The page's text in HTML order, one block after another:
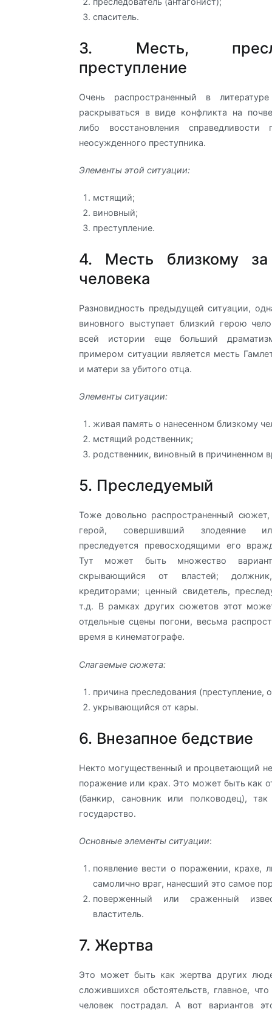
спаситель.
3. Месть,
преступление
Очень распространенный в
раскрываться в виде конфликта на
либо восстановления справедливости
неосужденного преступника.
Элементы этой ситуации:
мстящий;
виновный;
преступление.
4. Месть близкому за
человека
Разновидность предыдущей ситуации,
виновного выступает близкий герою
всей истории еще больший
примером ситуации является месть
и матери за убитого отца.
Элементы ситуации:
живая память о нанесенном близкому
мстящий родственник;
родственник, виновный в причиненном
5. Преследуемый
Тоже довольно распространенный
герой, совершивший злодеяние
преследуется превосходящими его
Тут может быть множество
скрывающийся от властей;
кредиторами; ценный свидетель,
т.д. В рамках других сюжетов этот
отдельные сцены погони, весьма
время в кинематографе.
Слагаемые сюжета:
причина преследования (преступление,
укрывающийся от кары.
6. Внезапное бедствие
Некто могущественный и процветающий
поражение или крах. Это может быть как
(банкир, сановник или полководец),
государство.
Основные элементы ситуации:
появление вести о поражении, крахе,
самолично враг, нанесший это самое
поверженный или сраженный
властитель.
7. Жертва
Это может быть как жертва других
сложившихся обстоятельств, главное,
человек пострадал. А вот вариантов